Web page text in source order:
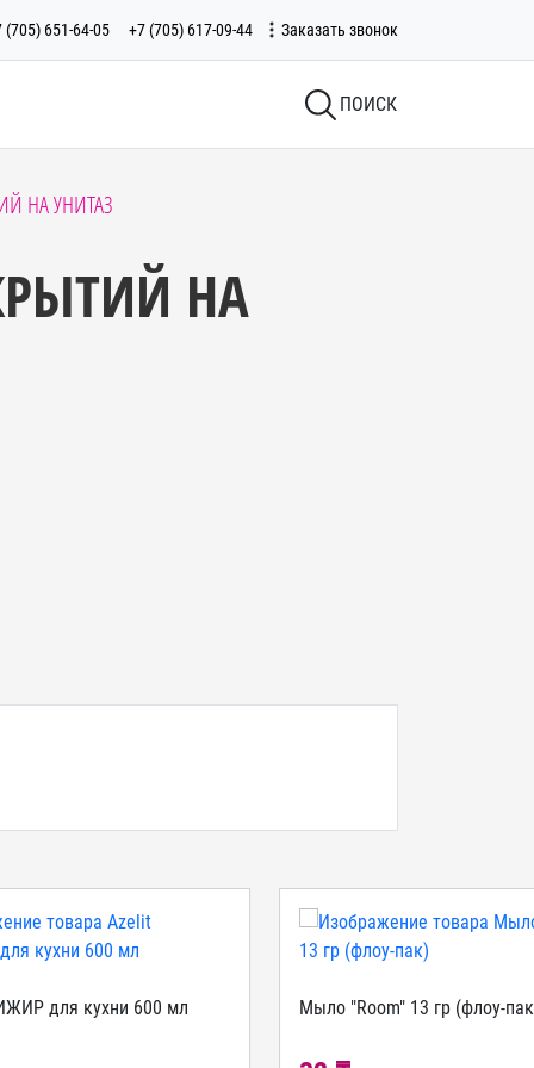
(705) 651-64-05 +7 (705) 617-09-44 Заказать звонок
ПОИСК
НА УНИТАЗ
НА
для кухни 600 мл Мыло "Room" 13 гр (флоу-